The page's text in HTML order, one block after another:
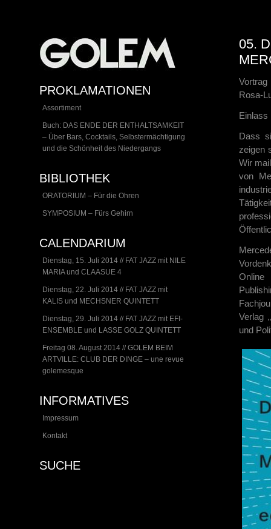
PROKLAMATIONEN
Assortiment
Buch: DAS ENDE DER ENTHALTSAMKEIT
– Über Bars, Cocktails, Selbstermächtigung
und die Schönheit des Niedergangs
BIBLIOTHEK
ORATORIUM – Für die Ohren
SYMPOSIUM – Fürs Gehirn
CALENDARIUM
Dienstag, 15. Juli 2014 // FAT JAZZ mit NILE
MARIA und CLAASUE 4
Dienstag, 22. Juli 2014 // FAT JAZZ mit
KALIS und MECHSNER QUINTETT
Dienstag, 29. Juli 2014 // FAT JAZZ mit EFI-
ENSEMBLE und LASSE GOLZ QUINTETT
Freitag 08. August 2014 // GOLEM BEIM
ARTVILLE: CLUB DER DINGE – une revue
golemesque
INFORMATIVES
Impressum
Kontakt
SUCHE
05.
Rosa-
Einlass
Dass
zeigen
Wir
von
Online
Verlag
und